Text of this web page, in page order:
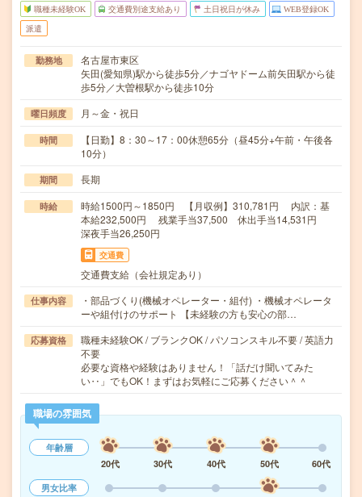
職種未経験OK 交通費別途支給あり 土日祝日が休み WEB登録OK
派遣
勤務地
名古屋市東区
矢田(愛知県)駅から徒歩5分／ナゴヤドーム前矢田駅から徒
歩5分／大曽根駅から徒歩10分
曜日頻度 月～金・祝日
時間
【日勤】8：30～17：00休憩65分（昼45分+午前・午後各
10分）
期間 長期
時給
時給1500円～1850円 【月収例】310,781円 内訳：基
本給232,500円 残業手当37,500 休出手当14,531円
深夜手当26,250円
交通費
交通費支給（会社規定あり）
仕事内容
・部品づくり(機械オペレーター・組付) ・機械オペレータ
ーや組付けのサポート 【未経験の方も安心の部…
応募資格
職種未経験OK / ブランクOK / パソコンスキル不要 / 英語力
不要
必要な資格や経験はありません！「話だけ聞いてみた
い‥」でもOK！まずはお気軽にご応募ください＾＾
職場の雰囲気
年齢層
20代
30代 40代 50代
60代
男女比率